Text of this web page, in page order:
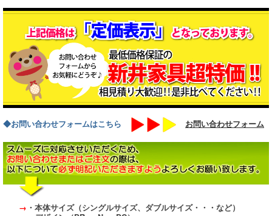
◆お問い合わせフォームはこちら お問い合わせフォーム
→ ・本体サイズ（シングルサイズ、ダブルサイズ・・・など）